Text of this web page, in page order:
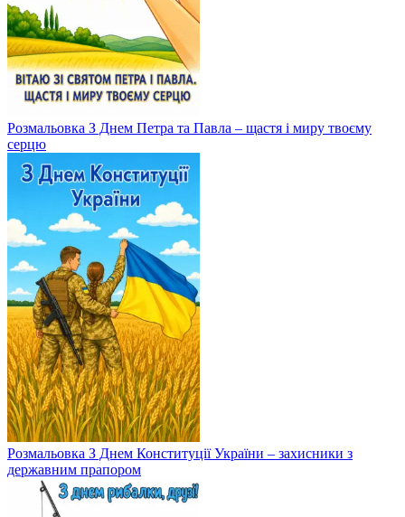
Розмальовка З Днем Петра та Павла – щастя і миру твоєму
серцю
Розмальовка З Днем Конституції України – захисники з
державним прапором